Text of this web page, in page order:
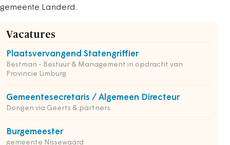
gemeente Landerd.
Vacatures
Plaatsvervangend Statengriffier
Bestman - Bestuur & Management in opdracht van
Provincie Limburg
Gemeentesecretaris / Algemeen Directeur
Dongen via Geerts & partners
Burgemeester
gemeente Nissewaard